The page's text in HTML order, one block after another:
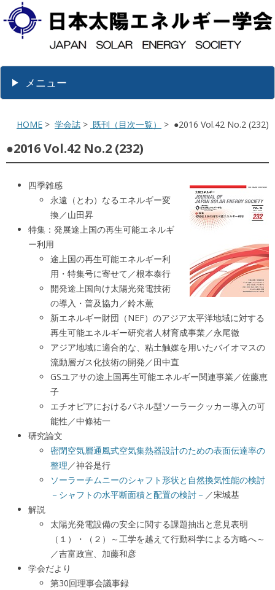
メニュー
HOME > 学会誌 > 既刊（目次一覧） > ●2016 Vol.42 No.2 (232)
●2016 Vol.42 No.2 (232)
四季雑感
永遠（とわ）なるエネルギー変
換／山田昇
特集：発展途上国の再生可能エネルギ
ー利用
途上国の再生可能エネルギー利
用・特集号に寄せて／根本泰行
開発途上国向け太陽光発電技術
の導入・普及協力／鈴木薫
新エネルギー財団（NEF）のアジア太平洋地域に対する
再生可能エネルギー研究者人材育成事業／永尾徹
アジア地域に適合的な、粘土触媒を用いたバイオマスの
流動層ガス化技術の開発／田中直
GSユアサの途上国再生可能エネルギー関連事業／佐藤恵
子
エチオピアにおけるパネル型ソーラークッカー導入の可
能性／中條祐一
研究論文
密閉空気層通風式空気集熱器設計のための表面伝達率の
整理／神谷是行
ソーラーチムニーのシャフト形状と自然換気性能の検討
－シャフトの水平断面積と配置の検討－ ／宋城基
解説
太陽光発電設備の安全に関する課題抽出と意見表明
（１）・（２）～工学を越えて行動科学による方略へ～
／吉富政宣、加藤和彦
学会だより
第30回理事会議事録